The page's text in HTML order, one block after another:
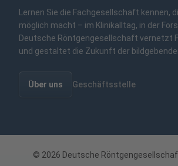
Lernen Sie die Fachgesellschaft kennen,
möglich macht – im Klinikalltag, in der
Deutsche Röntgengesellschaft vernetzt
und gestaltet die Zukunft der
Über uns Geschäftsstelle
© 2026 Deutsche